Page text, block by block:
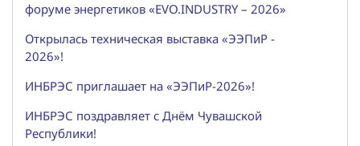
форуме энергетиков «EVO.INDUSTRY – 2026»
Открылась техническая выставка «ЭЭПиР -
2026»!
ИНБРЭС приглашает на «ЭЭПиР-2026»!
ИНБРЭС поздравляет с Днём Чувашской
Республики!